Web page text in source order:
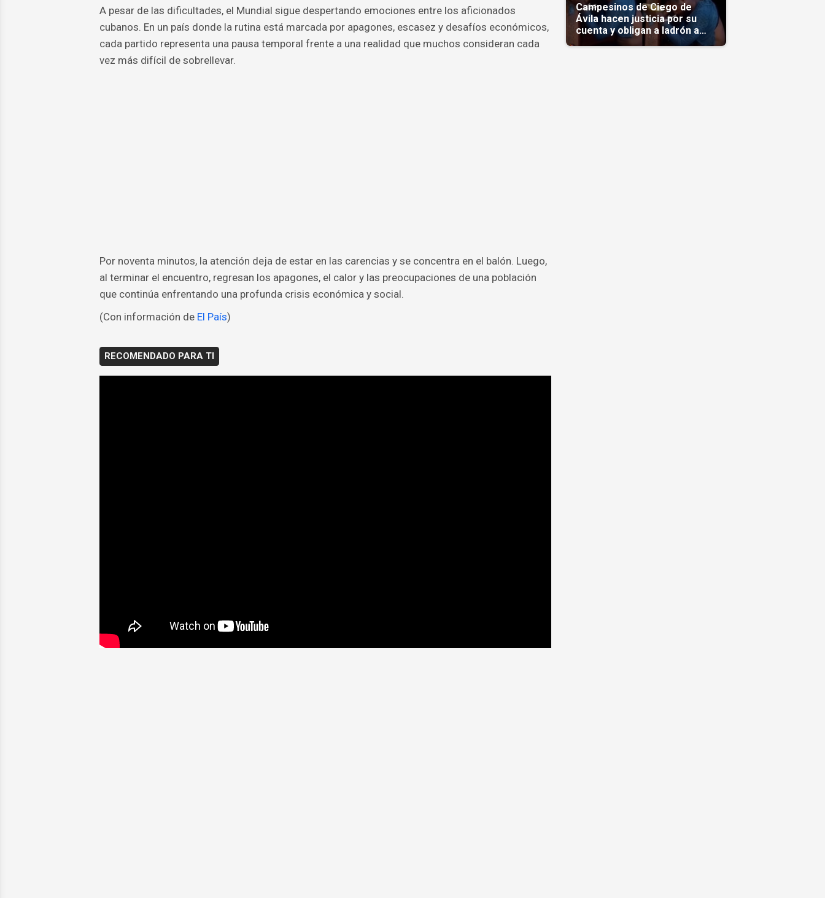
A pesar de las dificultades, el Mundial sigue despertando emociones entre los aficionados
cubanos. En un país donde la rutina está marcada por apagones, escasez y desafíos económicos,
cada partido representa una pausa temporal frente a una realidad que muchos consideran cada
vez más difícil de sobrellevar.
Por noventa minutos, la atención deja de estar en las carencias y se concentra en el balón. Luego,
al terminar el encuentro, regresan los apagones, el calor y las preocupaciones de una población
que continúa enfrentando una profunda crisis económica y social.
(Con información de El País)
RECOMENDADO PARA TI
Campesinos de Ciego de
Ávila hacen justicia por su
cuenta y obligan a ladrón a
comerse el maíz robado